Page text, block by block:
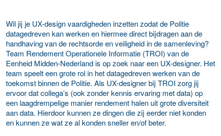
Wil jij je UX-design vaardigheden inzetten zodat de Politie
datagedreven kan werken en hiermee direct bijdragen aan de
handhaving van de rechtsorde en veiligheid in de samenleving?
Team Rendement Operationele Informatie (TROI) van de
Eenheid Midden-Nederland is op zoek naar een UX-designer. Het
team speelt een grote rol in het datagedreven werken van de
toekomst binnen de Politie. Als UX-designer bij TROI zorg jij
ervoor dat collega’s (ook zonder kennis ervaring met data) op
een laagdrempelige manier rendement halen uit grote diversiteit
aan data. Hierdoor kunnen ze dingen die zij eerder niet konden
en kunnen ze wat ze al konden sneller en/of beter.